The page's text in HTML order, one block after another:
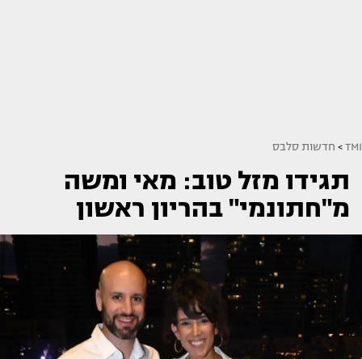
TMI
> חדשות סלבס
תגידו מזל טוב: מאי ומשה
מ"חתונמי" בהריון ראשון